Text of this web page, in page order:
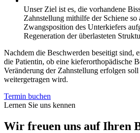
Unser Ziel ist es, die vorhandene
Zahnstellung mithilfe der Schiene so
Zwangsposition des Unterkiefers
Regeneration der überlasteten
Nachdem die Beschwerden beseitigt sind,
die Patientin, ob eine kieferorthopädische
Veränderung der Zahnstellung erfolgen
weitergetragen wird.
Termin buchen
Lernen Sie uns kennen
Wir freuen uns auf Ihren